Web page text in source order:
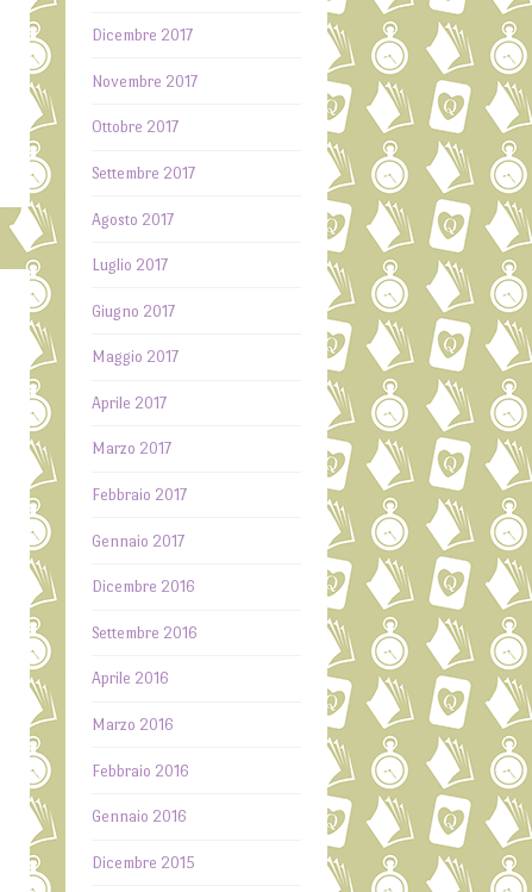
Dicembre 2017
Novembre 2017
Ottobre 2017
Settembre 2017
Agosto 2017
Luglio 2017
Giugno 2017
Maggio 2017
Aprile 2017
Marzo 2017
Febbraio 2017
Gennaio 2017
Dicembre 2016
Settembre 2016
Aprile 2016
Marzo 2016
Febbraio 2016
Gennaio 2016
Dicembre 2015